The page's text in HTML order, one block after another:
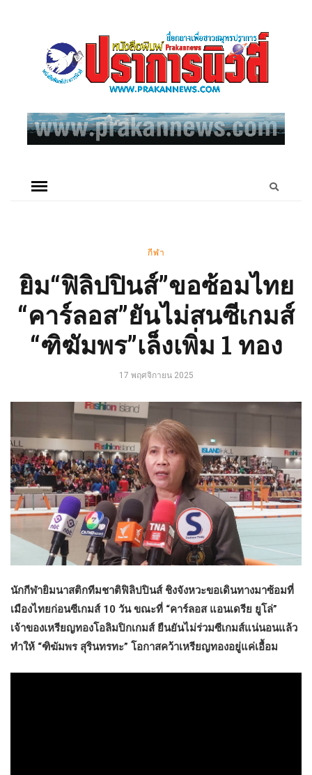
กีฬา
ยิม“ฟิลิปปินส์”ขอซ้อมไทย
“คาร์ลอส”ยันไม่สนซีเกมส์
“ฑิฆัมพร”เล็งเพิ่ม 1 ทอง
17 พฤศจิกายน 2025
นักกีฬายิมนาสติกทีมชาติฟิลิปปินส์ ชิงจังหวะขอเดินทางมาซ้อมที่
เมืองไทยก่อนซีเกมส์ 10 วัน ขณะที่ “คาร์ลอส แอนเดรีย ยูโล่”
เจ้าของเหรียญทองโอลิมปิกเกมส์ ยืนยันไม่ร่วมซีเกมส์แน่นอนแล้ว
ทำให้ “ฑิฆัมพร สุรินทรทะ” โอกาสคว้าเหรียญทองอยู่แค่เอื้อม